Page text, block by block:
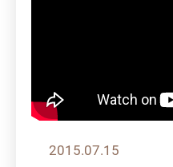
2015.07.15